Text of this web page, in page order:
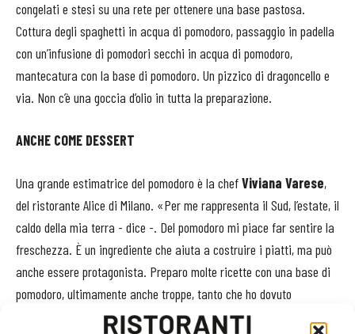
congelati e stesi su una rete per ottenere una base pastosa.
Cottura degli spaghetti in acqua di pomodoro, passaggio in padella
con un’infusione di pomodori secchi in acqua di pomodoro,
mantecatura con la base di pomodoro. Un pizzico di dragoncello e
via. Non c’è una goccia d’olio in tutta la preparazione.
ANCHE COME DESSERT
Una grande estimatrice del pomodoro è la chefViviana Varese,
del ristorante Alice di Milano. «Per me rappresenta il Sud, l’estate, il
caldo della mia terra - dice -. Del pomodoro mi piace far sentire la
freschezza. È un ingrediente che aiuta a costruire i piatti, ma può
anche essere protagonista. Preparo molte ricette con una base di
pomodoro, ultimamente anche troppe, tanto che ho dovuto
fermarmi», rivela. E continua: «Ho una predilezione per il